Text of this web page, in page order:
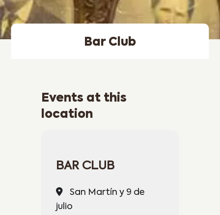
Bar Club
Events at this
location
BAR CLUB
San Martín y 9 de
julio